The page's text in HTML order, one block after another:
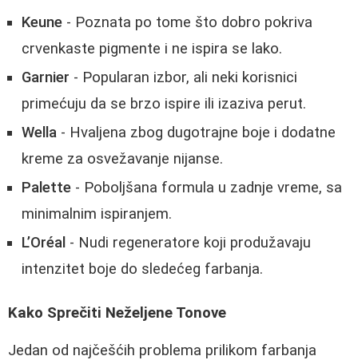
Keune - Poznata po tome što dobro pokriva
crvenkaste pigmente i ne ispira se lako.
Garnier - Popularan izbor, ali neki korisnici
primećuju da se brzo ispire ili izaziva perut.
Wella - Hvaljena zbog dugotrajne boje i dodatne
kreme za osvežavanje nijanse.
Palette - Poboljšana formula u zadnje vreme, sa
minimalnim ispiranjem.
L’Oréal - Nudi regeneratore koji produžavaju
intenzitet boje do sledećeg farbanja.
Kako Sprečiti Neželjene Tonove
Jedan od najčešćih problema prilikom farbanja